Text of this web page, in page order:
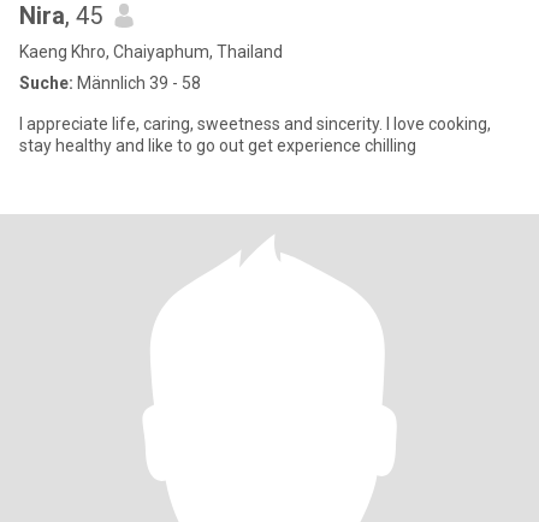
Nira, 45
Kaeng Khro, Chaiyaphum, Thailand
Suche: Männlich 39 - 58
I appreciate life, caring, sweetness and sincerity. I love cooking,
stay healthy and like to go out get experience chilling